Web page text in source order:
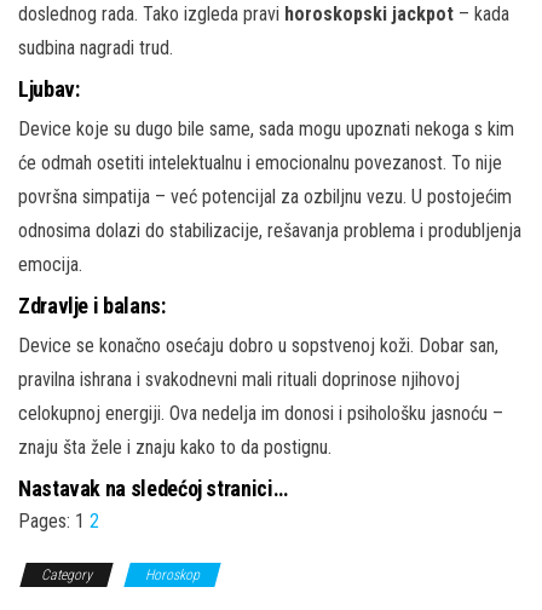
doslednog rada. Tako izgleda pravi horoskopski jackpot – kada
sudbina nagradi trud.
Ljubav:
Device koje su dugo bile same, sada mogu upoznati nekoga s kim
će odmah osetiti intelektualnu i emocionalnu povezanost. To nije
površna simpatija – već potencijal za ozbiljnu vezu. U postojećim
odnosima dolazi do stabilizacije, rešavanja problema i produbljenja
emocija.
Zdravlje i balans:
Device se konačno osećaju dobro u sopstvenoj koži. Dobar san,
pravilna ishrana i svakodnevni mali rituali doprinose njihovoj
celokupnoj energiji. Ova nedelja im donosi i psihološku jasnoću –
znaju šta žele i znaju kako to da postignu.
Nastavak na sledećoj stranici…
Pages: 1 2
Category Horoskop